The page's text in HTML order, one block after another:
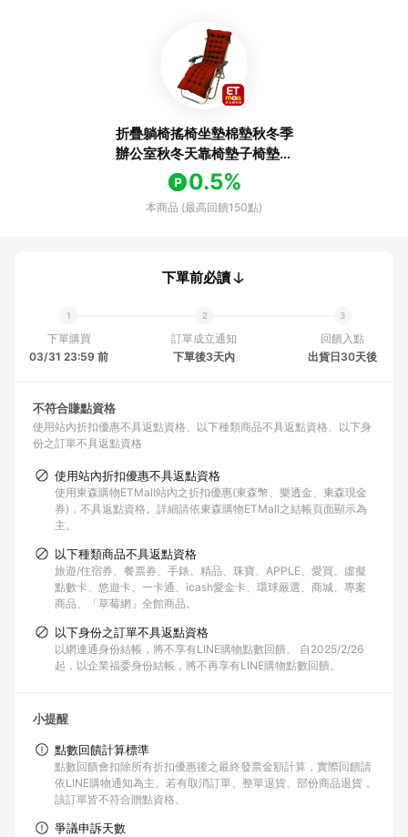
折疊躺椅搖椅坐墊棉墊秋冬季
辦公室秋冬天靠椅墊子椅墊加
厚加長
0.5%
本商品 (最高回饋150點)
下單前必讀
下單購買
03/31 23:59 前
訂單成立通知
下單後3天內
回饋入點
出貨日30天後
不符合賺點資格
使用站內折扣優惠不具返點資格 以下種類商品不具返點資格
以下身
份之訂單不具返點資格
使用站內折扣優惠不具返點資格
使用東森購物ETMall站內之折扣優惠(東森幣、樂透金、東森現金
券)，不具返點資格。詳細請依東森購物ETMall之結帳頁面顯示為
主。
以下種類商品不具返點資格
旅遊/住宿券、餐票券、手錶、精品、珠寶、APPLE、愛買、虛擬
點數卡、悠遊卡、一卡通、icash愛金卡、環球嚴選、商城、專案
商品、「草莓網」全館商品。
以下身份之訂單不具返點資格
以網連通身份結帳，將不享有LINE購物點數回饋。 自2025/2/26
起，以企業福委身份結帳，將不再享有LINE購物點數回饋。
小提醒
點數回饋計算標準
點數回饋會扣除所有折扣優惠後之最終發票金額計算，實際回饋請
依LINE購物通知為主。若有取消訂單、整單退貨、部份商品退貨，
該訂單皆不符合贈點資格。
爭議申訴天數